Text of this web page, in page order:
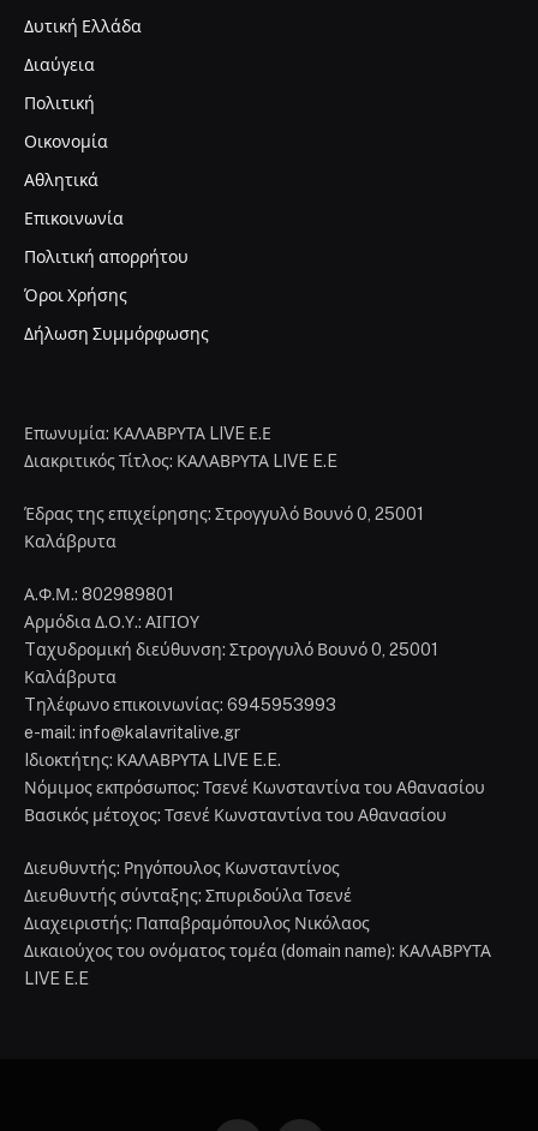
Δυτική Ελλάδα
Διαύγεια
Πολιτική
Οικονομία
Αθλητικά
Επικοινωνία
Πολιτική απορρήτου
Όροι Χρήσης
Δήλωση Συμμόρφωσης
Επωνυμία: ΚΑΛΑΒΡΥΤΑ LIVE Ε.Ε
Διακριτικός Τίτλος: ΚΑΛΑΒΡΥΤΑ LIVE E.E
Έδρας της επιχείρησης: Στρογγυλό Βουνό 0, 25001
Καλάβρυτα
Α.Φ.Μ.: 802989801
Αρμόδια Δ.Ο.Υ.: ΑΙΓΙΟΥ
Tαχυδρομική διεύθυνση: Στρογγυλό Βουνό 0, 25001
Καλάβρυτα
Tηλέφωνο επικοινωνίας: 6945953993
e-mail: info@kalavritalive.gr
Iδιοκτήτης: ΚΑΛΑΒΡΥΤΑ LIVE E.E.
Νόμιμος εκπρόσωπος: Τσενέ Κωνσταντίνα του Αθανασίου
Βασικός μέτοχος: Τσενέ Κωνσταντίνα του Αθανασίου
Διευθυντής: Ρηγόπουλος Κωνσταντίνος
Διευθυντής σύνταξης: Σπυριδούλα Τσενέ
Διαχειριστής: Παπαβραμόπουλος Νικόλαος
Δικαιούχος του ονόματος τομέα (domain name): ΚΑΛΑΒΡΥΤΑ
LIVE E.E